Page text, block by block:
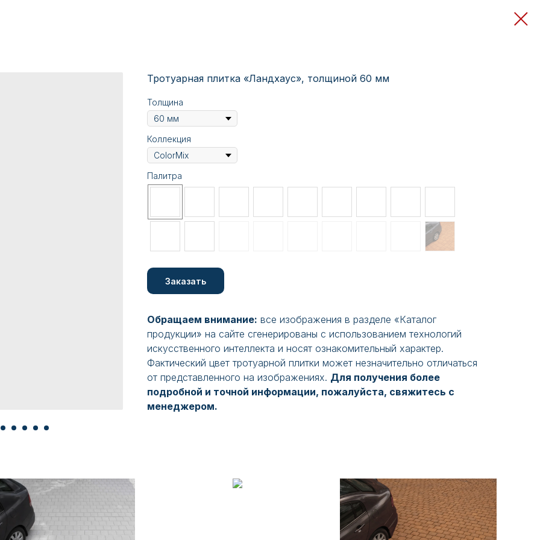
Тротуарная плитка «Ландхаус», толщиной 60 мм
Толщина
Коллекция
Палитра
Заказать
Обращаем внимание: все изображения в разделе «Каталог
продукции» на сайте сгенерированы с использованием технологий
искусственного интеллекта и носят ознакомительный характер.
Фактический цвет тротуарной плитки может незначительно отличаться
от представленного на изображениях. Для получения более
подробной и точной информации, пожалуйста, свяжитесь с
менеджером.